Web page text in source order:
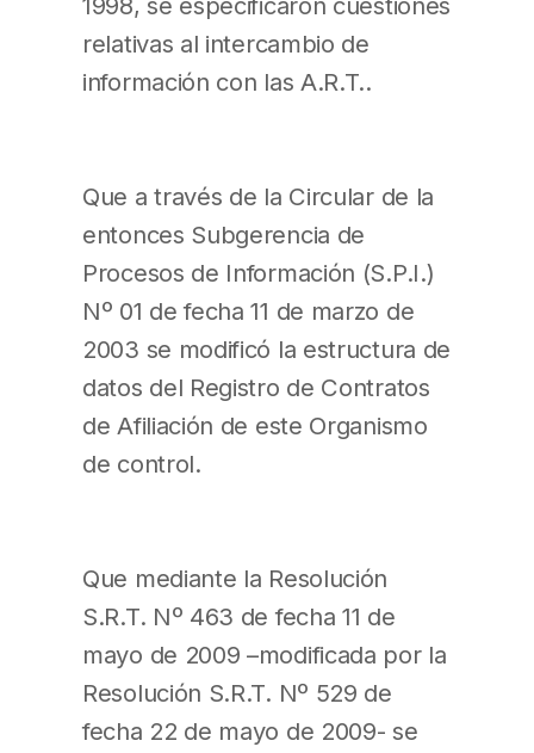
relativas al intercambio de
información con las A.R.T..
Que a través de la Circular de la
entonces Subgerencia de
Procesos de Información (S.P.I.)
Nº 01 de fecha 11 de marzo de
2003 se modificó la estructura de
datos del Registro de Contratos
de Afiliación de este Organismo
de control.
Que mediante la Resolución
S.R.T. Nº 463 de fecha 11 de
mayo de 2009 –modificada por la
Resolución S.R.T. Nº 529 de
fecha 22 de mayo de 2009- se